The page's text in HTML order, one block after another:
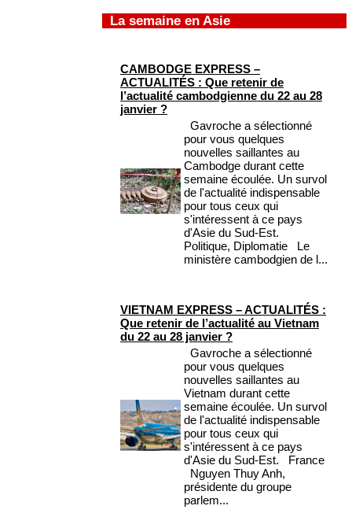
La semaine en Asie
CAMBODGE EXPRESS –
ACTUALITÉS : Que retenir de
l’actualité cambodgienne du 22 au 28
janvier ?
Gavroche a sélectionné
pour vous quelques
nouvelles saillantes au
Cambodge durant cette
semaine écoulée. Un survol
de l'actualité indispensable
pour tous ceux qui
s'intéressent à ce pays
d'Asie du Sud-Est.
Politique, Diplomatie Le
ministère cambodgien de l...
VIETNAM EXPRESS – ACTUALITÉS :
Que retenir de l’actualité au Vietnam
du 22 au 28 janvier ?
Gavroche a sélectionné
pour vous quelques
nouvelles saillantes au
Vietnam durant cette
semaine écoulée. Un survol
de l'actualité indispensable
pour tous ceux qui
s'intéressent à ce pays
d'Asie du Sud-Est. France
Nguyen Thuy Anh,
présidente du groupe
parlem...